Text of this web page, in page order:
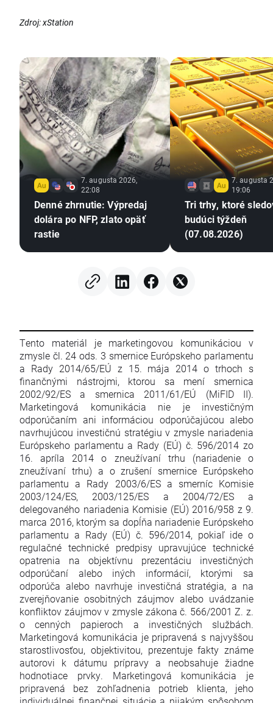
Zdroj: xStation
7. augusta 2026,
22:08
Denné zhrnutie: Výpredaj
dolára po NFP, zlato opäť
rastie
7. augusta
19:06
Tri trhy, ktoré
budúci týždeň
(07.08.2026)
Tento materiál je marketingovou komunikáciou v
zmysle čl. 24 ods. 3 smernice Európskeho parlamentu
a Rady 2014/65/EÚ z 15. mája 2014 o trhoch s
finančnými nástrojmi, ktorou sa mení smernica
2002/92/ES a smernica 2011/61/EÚ (MiFID II).
Marketingová komunikácia nie je investičným
odporúčaním ani informáciou odporúčajúcou alebo
navrhujúcou investičnú stratégiu v zmysle nariadenia
Európskeho parlamentu a Rady (EÚ) č. 596/2014 zo
16. apríla 2014 o zneužívaní trhu (nariadenie o
zneužívaní trhu) a o zrušení smernice Európskeho
parlamentu a Rady 2003/6/ES a smerníc Komisie
2003/124/ES, 2003/125/ES a 2004/72/ES a
delegovaného nariadenia Komisie (EÚ) 2016/958 z 9.
marca 2016, ktorým sa dopĺňa nariadenie Európskeho
parlamentu a Rady (EÚ) č. 596/2014, pokiaľ ide o
regulačné technické predpisy upravujúce technické
opatrenia na objektívnu prezentáciu investičných
odporúčaní alebo iných informácií, ktorými sa
odporúča alebo navrhuje investičná stratégia, a na
zverejňovanie osobitných záujmov alebo uvádzanie
konfliktov záujmov v zmysle zákona č. 566/2001 Z. z.
o cenných papieroch a investičných službách.
Marketingová komunikácia je pripravená s najvyššou
starostlivosťou, objektivitou, prezentuje fakty známe
autorovi k dátumu prípravy a neobsahuje žiadne
hodnotiace prvky. Marketingová komunikácia je
pripravená bez zohľadnenia potrieb klienta, jeho